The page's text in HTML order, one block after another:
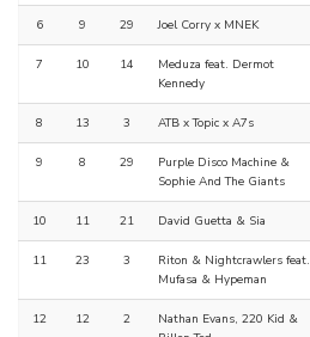
6 9 29 Joel Corry x MNEK
7 10 14
Meduza feat. Dermot
Kennedy
8 13 3 ATB x Topic x A7s
9 8 29
Purple Disco Machine &
Sophie And The Giants
10 11 21 David Guetta & Sia
11 23 3
Riton & Nightcrawlers feat.
Mufasa & Hypeman
12 12 2
Nathan Evans, 220 Kid &